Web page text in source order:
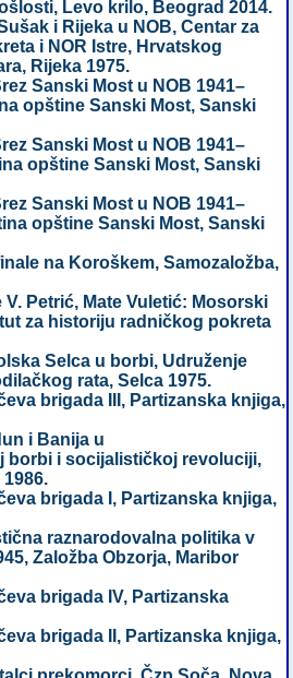
Levo krilo, Beograd 2014.
i Rijeka u NOB, Centar za
i NOR Istre, Hrvatskog
Rijeka 1975.
Sanski Most u NOB 1941–
opštine Sanski Most, Sanski
Sanski Most u NOB 1941–
opštine Sanski Most, Sanski
Sanski Most u NOB 1941–
opštine Sanski Most, Sanski
na Koroškem, Samozaložba,
Petrić, Mate Vuletić: Mosorski
za historiju radničkog pokreta
Selca u borbi, Udruženje
rata, Selca 1975.
brigada III, Partizanska knjiga,
i Banija u
borbi i socijalističkoj revoluciji,
brigada I, Partizanska knjiga,
raznarodovalna politika v
Založba Obzorja, Maribor
brigada IV, Partizanska
brigada II, Partizanska knjiga,